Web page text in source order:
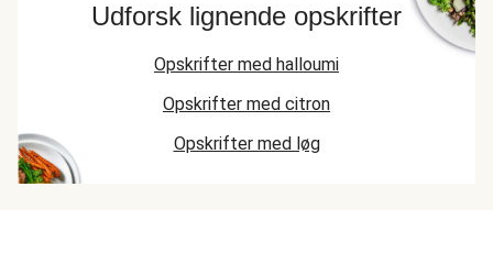
Udforsk lignende opskrifter
Opskrifter med halloumi
Opskrifter med citron
Opskrifter med løg